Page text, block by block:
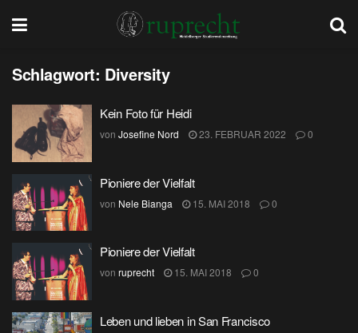
Schlagwort: Diversity
Kein Foto für Heidi
von Josefine Nord 23. FEBRUAR 2022 0
Pioniere der Vielfalt
von Nele Bianga 15. MAI 2018 0
Pioniere der Vielfalt
von ruprecht 15. MAI 2018 0
Leben und lieben in San Francisco